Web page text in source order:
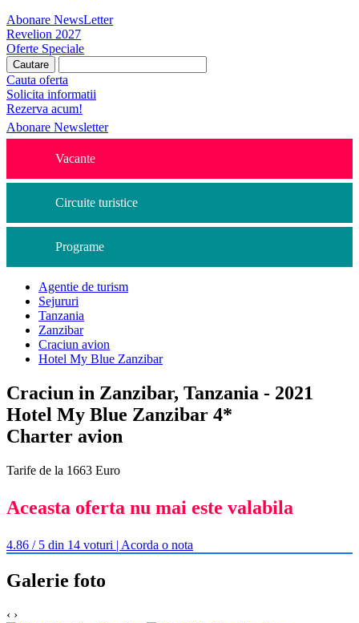
Abonare NewsLetter
Revelion 2027
Oferte Speciale
Cauta oferta
Solicita informatii
Rezerva acum!
Abonare Newsletter
Vacante
Circuite turistice
Programe
Agentie de turism
Sejururi
Tanzania
Zanzibar
Craciun avion
Hotel My Blue Zanzibar
Craciun in Zanzibar, Tanzania - 2021
Hotel My Blue Zanzibar 4*
Charter avion
Tarife de la 1663 Euro
Aceasta oferta nu mai este valabila
4.86 / 5 din 14 voturi | Acorda o nota
Galerie foto
‹ ›